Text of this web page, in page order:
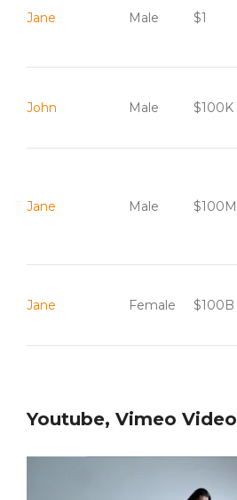
Jane Male $1
John Male $100K
Jane Male $100M
Jane Female $100B
Youtube, Vimeo Video